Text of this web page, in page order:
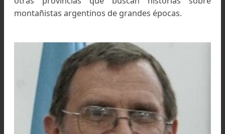
Tucumana de Andinismo).
otras provincias que buscan historias
montañistas argentinos de grandes épocas.